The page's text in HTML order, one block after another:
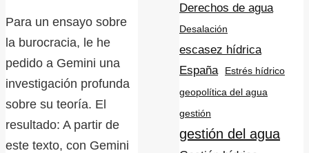
Para un ensayo sobre
la burocracia, le he
pedido a Gemini una
investigación profunda
sobre su teoría. El
resultado: A partir de
este texto, con Gemini
Derechos de agua
Desalación
escasez hídrica
España
Estrés hídrico
geopolítica del agua
gestión
gestión del agua